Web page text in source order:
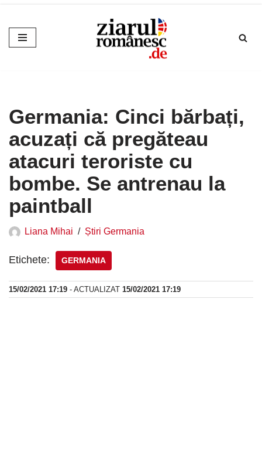
Sari
la
Germania: Cinci bărbați,
acuzați că pregăteau
atacuri teroriste cu
bombe. Se antrenau la
paintball
Liana Mihai Știri Germania
Etichete: GERMANIA
15/02/2021 17:19 - ACTUALIZAT 15/02/2021 17:19